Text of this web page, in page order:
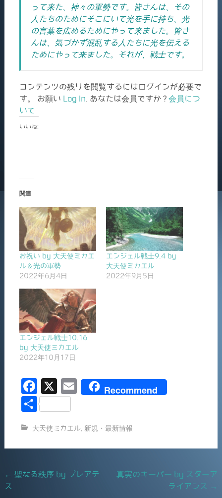
って来た、神々の軍勢です。皆さんは、その
人たちのためにそこにいて光を手に持ち、光
の言葉を広めるためにやって来ました。皆さ
んは、気づかず混乱する人たちに光を伝える
ためにやって来ました。それが、戦士です。
コンテンツの残りを閲覧するにはログインが必要で
す。 お願い Log In . あなたは会員ですか ? 会員につ
いて
いいね:
関連
お祝い by 大天使ミカエ
ル＆光の軍勢
2022年6月4日
エンジェル戦士9.4 by
大天使ミカエル
2022年9月5日
エンジェル戦士10.16
by 大天使ミカエル
2022年10月17日
F
a
e
b
o
X
E
l
Recommend
共
大天使ミカエル 新規・最新情報
Post
navigation
← 聖なる秩序 by プレアデ
ス
真実のキーパー by スターア
ライアンス
→